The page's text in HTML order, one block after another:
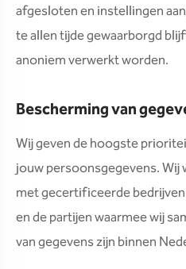
afgesloten en instellingen
te allen tijde gewaarborgd
anoniem verwerkt worden.
Bescherming van
Wij geven de hoogste
jouw persoonsgegevens. Wij
met gecertificeerde
en de partijen waarmee wij
van gegevens zijn binnen